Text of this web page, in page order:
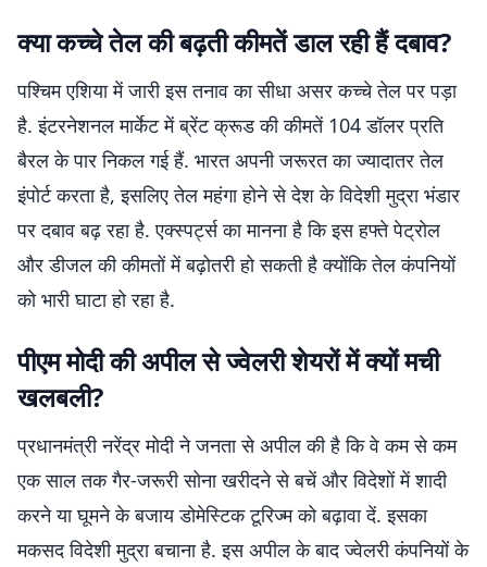
क्या कच्चे तेल की बढ़ती कीमतें डाल रही हैं दबाव?
पश्चिम एशिया में जारी इस तनाव का सीधा असर कच्चे तेल पर पड़ा
है. इंटरनेशनल मार्केट में ब्रेंट क्रूड की कीमतें 104 डॉलर प्रति
बैरल के पार निकल गई हैं. भारत अपनी जरूरत का ज्यादातर तेल
इंपोर्ट करता है, इसलिए तेल महंगा होने से देश के विदेशी मुद्रा भंडार
पर दबाव बढ़ रहा है. एक्स्पर्ट्स का मानना है कि इस हफ्ते पेट्रोल
और डीजल की कीमतों में बढ़ोतरी हो सकती है क्योंकि तेल कंपनियों
को भारी घाटा हो रहा है.
पीएम मोदी की अपील से ज्वेलरी शेयरों में क्यों मची
खलबली?
प्रधानमंत्री नरेंद्र मोदी ने जनता से अपील की है कि वे कम से कम
एक साल तक गैर-जरूरी सोना खरीदने से बचें और विदेशों में शादी
करने या घूमने के बजाय डोमेस्टिक टूरिज्म को बढ़ावा दें. इसका
मकसद विदेशी मुद्रा बचाना है. इस अपील के बाद ज्वेलरी कंपनियों के